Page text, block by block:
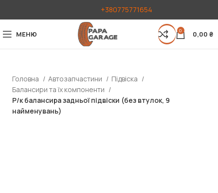
+380775771654
МЕНЮ 0 0,00 ₴
Головна Автозапчастини
Підвіска
Балансири та їх компоненти
Р/к балансира задньої підвіски (без втулок, 9
найменувань)